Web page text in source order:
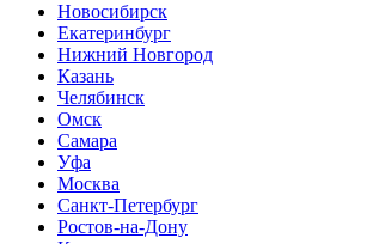
Новосибирск
Екатеринбург
Нижний Новгород
Казань
Челябинск
Омск
Самара
Уфа
Москва
Санкт-Петербург
Ростов-на-Дону